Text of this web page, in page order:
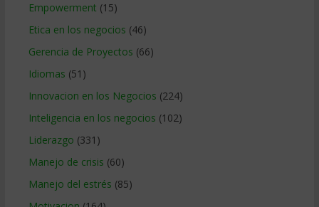
Empowerment (15)
Etica en los negocios (46)
Gerencia de Proyectos (66)
Idiomas (51)
Innovacion en los Negocios (224)
Inteligencia en los negocios (102)
Liderazgo (331)
Manejo de crisis (60)
Manejo del estrés (85)